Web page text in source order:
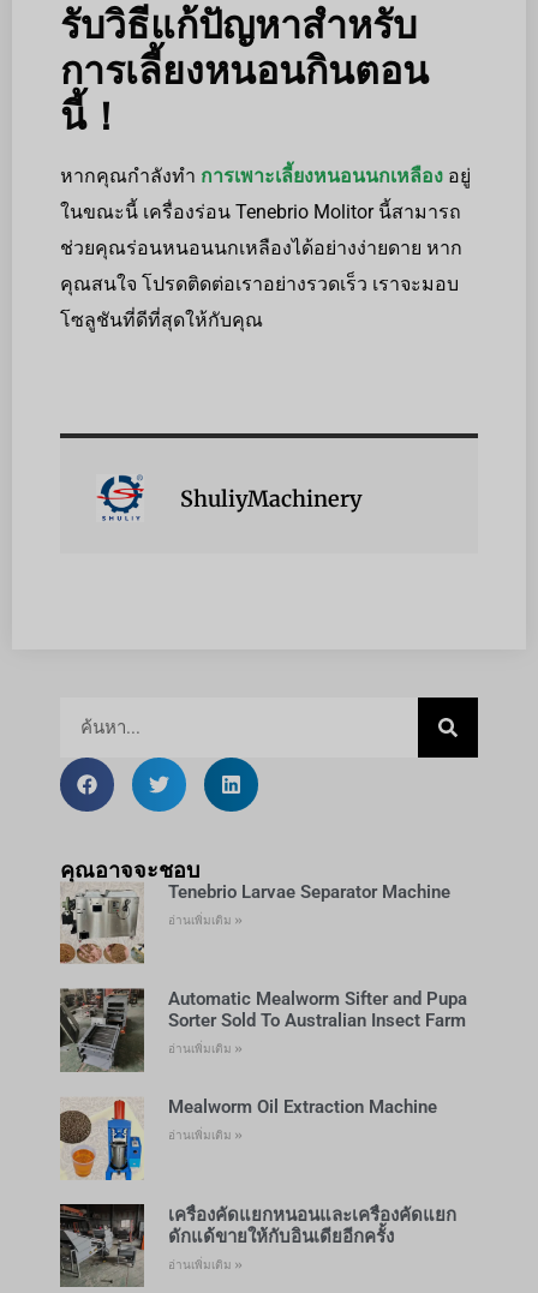
รับวิธีแก้ปัญหาสำหรับ
การเลี้ยงหนอนกินตอน
นี้！
หากคุณกำลังทำ การเพาะเลี้ยงหนอนนกเหลือง อยู่
ในขณะนี้ เครื่องร่อน Tenebrio Molitor นี้สามารถ
ช่วยคุณร่อนหนอนนกเหลืองได้อย่างง่ายดาย หาก
คุณสนใจ โปรดติดต่อเราอย่างรวดเร็ว เราจะมอบ
โซลูชันที่ดีที่สุดให้กับคุณ
ShuliyMachinery
คุณอาจจะชอบ
Tenebrio Larvae Separator Machine
อ่านเพิ่มเติม »
Automatic Mealworm Sifter and Pupa
Sorter Sold To Australian Insect Farm
อ่านเพิ่มเติม »
Mealworm Oil Extraction Machine
อ่านเพิ่มเติม »
เครื่องคัดแยกหนอนและเครื่องคัดแยก
ดักแด้ขายให้กับอินเดียอีกครั้ง
อ่านเพิ่มเติม »